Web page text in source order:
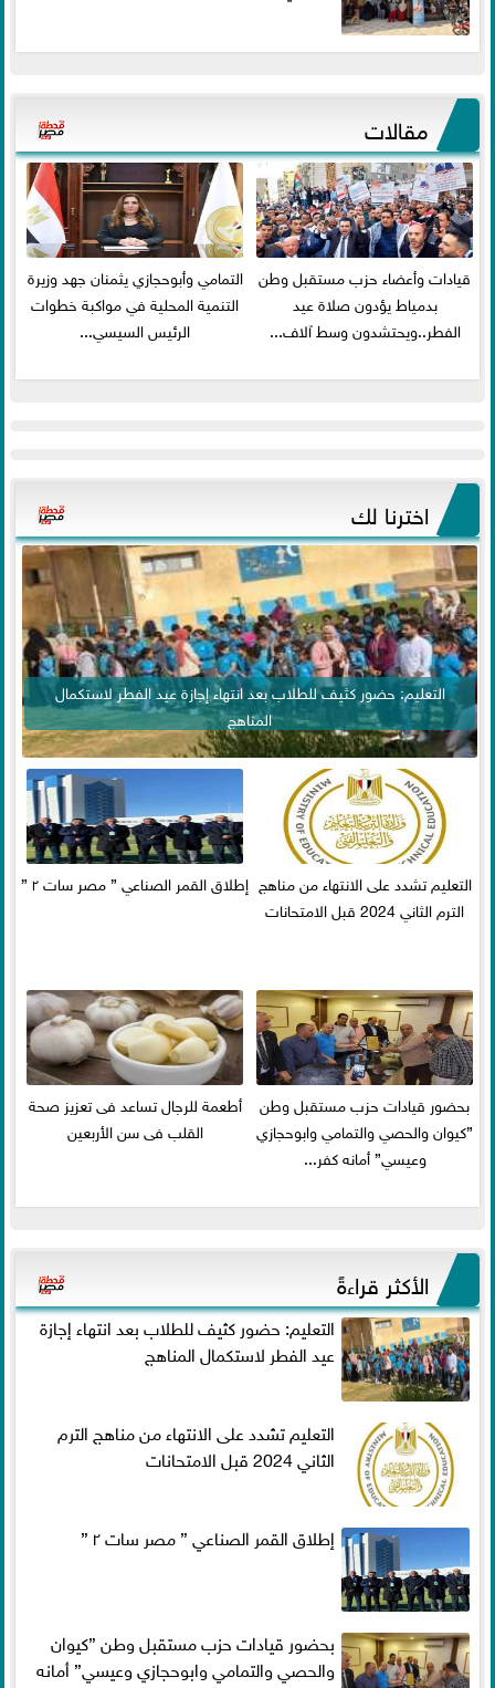
مقالات
قيادات وأعضاء حزب مستقبل وطن
بدمياط يؤدون صلاة عيد
الفطر..ويحتشدون وسط آلاف...
التمامي وأبوحجازي يثمنان جهد وزيرة
التنمية المحلية في مواكبة خطوات
الرئيس السيسي...
اخترنا لك
التعليم: حضور كثيف للطلاب بعد انتهاء إجازة عيد الفطر لاستكمال
المناهج
التعليم تشدد على الانتهاء من مناهج
الترم الثاني 2024 قبل الامتحانات
إطلاق القمر الصناعي ” مصر سات ٢ ”
بحضور قيادات حزب مستقبل وطن
”كيوان والحصي والتمامي وابوحجازي
وعيسي” أمانه كفر...
أطعمة للرجال تساعد فى تعزيز صحة
القلب فى سن الأربعين
الأكثر قراءةً
التعليم: حضور كثيف للطلاب بعد انتهاء إجازة
عيد الفطر لاستكمال المناهج
التعليم تشدد على الانتهاء من مناهج الترم
الثاني 2024 قبل الامتحانات
إطلاق القمر الصناعي ” مصر سات ٢ ”
بحضور قيادات حزب مستقبل وطن ”كيوان
والحصي والتمامي وابوحجازي وعيسي” أمانه